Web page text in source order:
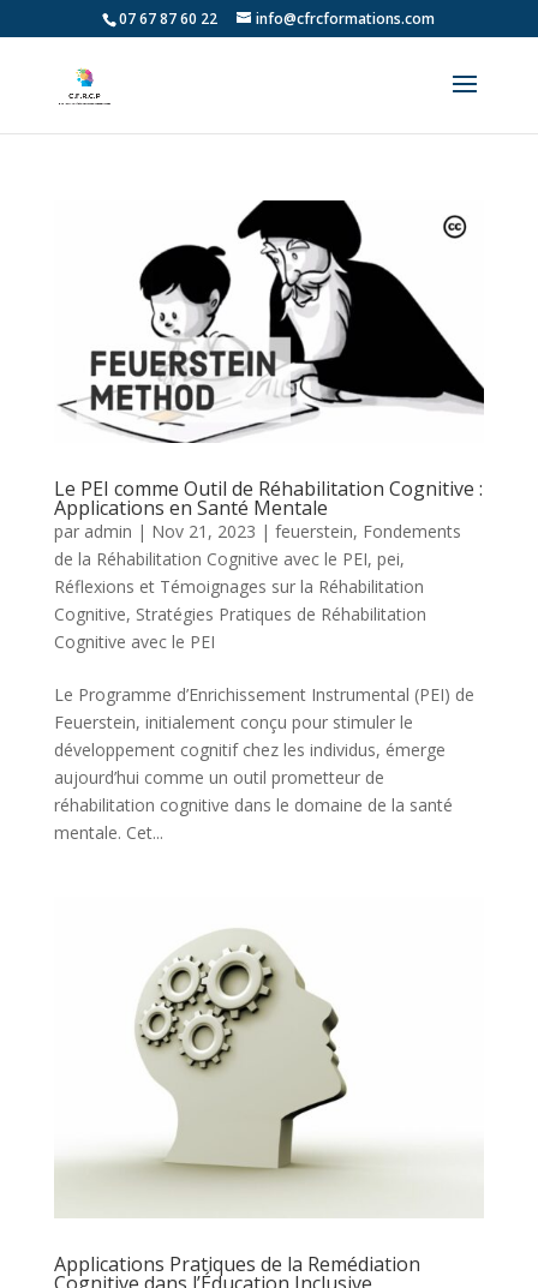
07 67 87 60 22 info@cfrcformations.com
Le PEI comme Outil de Réhabilitation Cognitive :
Applications en Santé Mentale
par admin | Nov 21, 2023 | feuerstein, Fondements
de la Réhabilitation Cognitive avec le PEI, pei,
Réflexions et Témoignages sur la Réhabilitation
Cognitive, Stratégies Pratiques de Réhabilitation
Cognitive avec le PEI
Le Programme d’Enrichissement Instrumental (PEI) de
Feuerstein, initialement conçu pour stimuler le
développement cognitif chez les individus, émerge
aujourd’hui comme un outil prometteur de
réhabilitation cognitive dans le domaine de la santé
mentale. Cet...
Applications Pratiques de la Remédiation